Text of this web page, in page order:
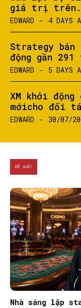
SEARCH...
giá trị
EDWARD - 4 DAYS
Strategy bán
động gần
EDWARD - 5 DAYS
XM khởi
mớicho đối
EDWARD - 30/07/
ĐỀ XUẤT
Nhà sáng lập